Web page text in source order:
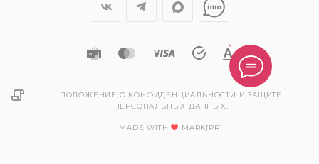
ПОЛОЖЕНИЕ О КОНФИДЕНЦИАЛЬНОСТИ И ЗАЩИТЕ
ПЕРСОНАЛЬНЫХ ДАННЫХ.
MADE WITH MARK[PR]